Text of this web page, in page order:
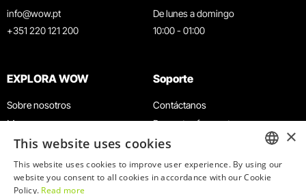
info@wow.pt
+351 220 121 200
De lunes a domingo
10:00 - 01:00
EXPLORA WOW
Sobre nosotros
Museos
Agenda
Noticias
Restaurantes
Soporte
Contáctanos
Preguntas frecuentes
Términos y condiciones
Política de privacidad y cookies
Trabaja con nosotrosENGLISH
×
This website uses cookies
This website uses cookies to improve user experience. By using our
website you consent to all cookies in accordance with our Cookie
Policy. Read more